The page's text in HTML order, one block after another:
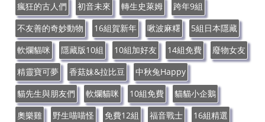
瘋狂的古人們
初音未來 轉生史萊姆
跨年9組
不友善的奇妙動物
16組賀新年 啾波麻糬
5組日本隱藏
軟爛貓咪
隱藏版10組 10組加好友 14組免費
廢物女友
精靈寶可夢
香菇妹&拉比豆
中秋兔Happy
貓先生與朋友們
軟爛貓咪 10組免費
貓貓小企鵝
奧樂雞
野生喵喵怪 免費12組 福音戰士
16組精選